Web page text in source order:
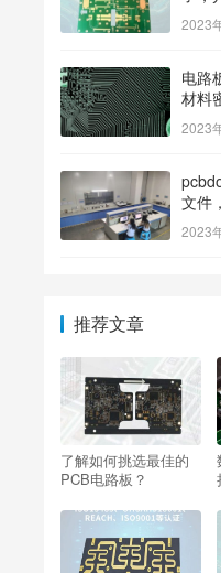
例子
2023
电路
材料
2023
文件
pcb？
2023
推荐文章
了解如何挑选最佳的
PCB电路板？